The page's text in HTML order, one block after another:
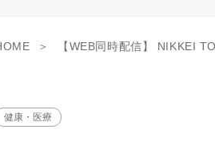
【WEB同時配信】 NIKKEI TOKAI FORUM 「見えていれば大丈
健康・医療